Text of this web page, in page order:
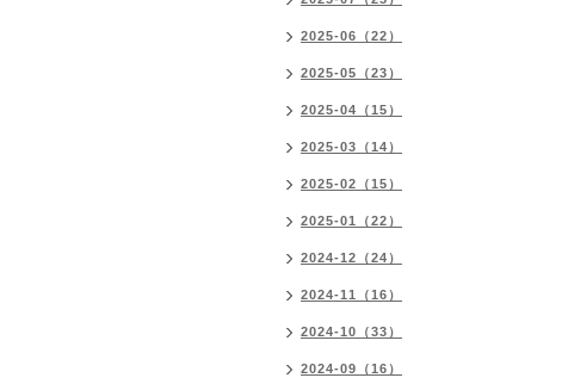
2025-06（22）
2025-05（23）
2025-04（15）
2025-03（14）
2025-02（15）
2025-01（22）
2024-12（24）
2024-11（16）
2024-10（33）
2024-09（16）